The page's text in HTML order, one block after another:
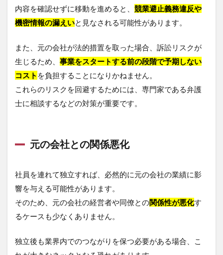
内容を確認せずに移動を進めると、 競業避止義務違反や
機密情報の漏えいと見なされる可能性があります。
また、元の会社が法的措置を取った場合、訴訟リスクが
生じるため、 事業をスタートする前の段階で予期しない
コスト を負担することになりかねません。
これらのリスクを回避するためには、専門家である弁護
士に相談するなどの対策が重要です。
元の会社との関係悪化
社員を連れて独立すれば、必然的に元の会社の業績に影
響を与える可能性があります。
そのため、元の会社の経営者や同僚との関係性が悪化す
るケースも少なくありません。
独立後も業界内でのつながりを保つ必要がある場合、こ